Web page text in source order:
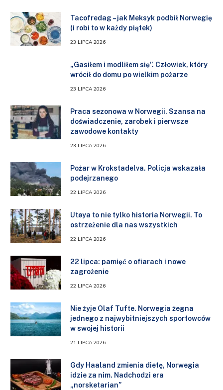
Tacofredag – jak Meksyk podbił Norwegię
(i robi to w każdy piątek)
23 LIPCA 2026
„Gasiłem i modliłem się”. Człowiek, który
wrócił do domu po wielkim pożarze
23 LIPCA 2026
Praca sezonowa w Norwegii. Szansa na
doświadczenie, zarobek i pierwsze
zawodowe kontakty
23 LIPCA 2026
Pożar w Krokstadelva. Policja wskazała
podejrzanego
22 LIPCA 2026
Utøya to nie tylko historia Norwegii. To
ostrzeżenie dla nas wszystkich
22 LIPCA 2026
22 lipca: pamięć o ofiarach i nowe
zagrożenie
22 LIPCA 2026
Nie żyje Olaf Tufte. Norwegia żegna
jednego z najwybitniejszych sportowców
w swojej historii
21 LIPCA 2026
Gdy Haaland zmienia dietę, Norwegia
idzie za nim. Nadchodzi era
„norsketarian”